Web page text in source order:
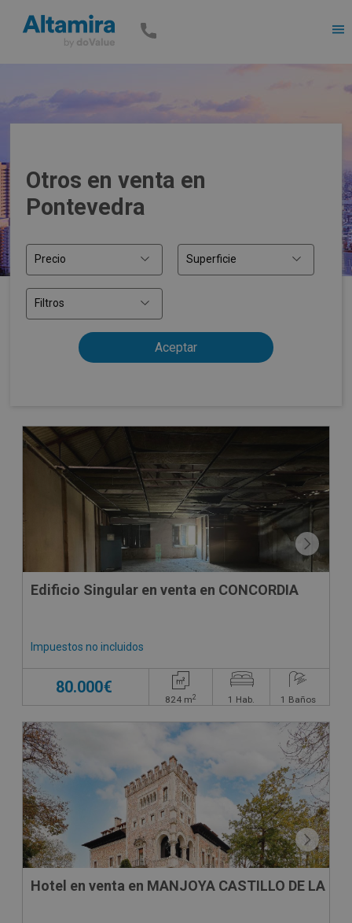
Otros en venta en
Pontevedra
Precio Superficie
Filtros
Edificio Singular en venta en CONCORDIA
Impuestos no incluidos
80.000€
824 m2 1 Hab. 1 Baños
CONDICIONES ESPECIALES
Hotel en venta en MANJOYA CASTILLO DE LA